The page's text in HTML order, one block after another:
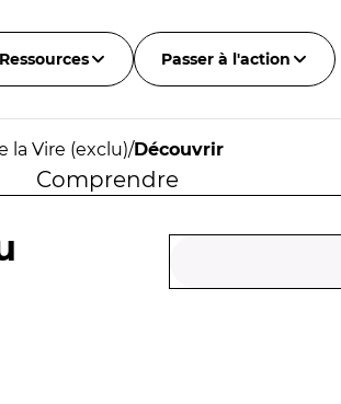
Ressources Passer à l'action
la Vire (exclu)/Découvrir
Comprendre